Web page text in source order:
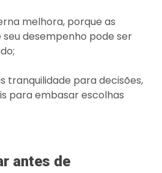
melhora, porque as
desempenho pode ser
tranquilidade para decisões,
para embasar escolhas
antes de